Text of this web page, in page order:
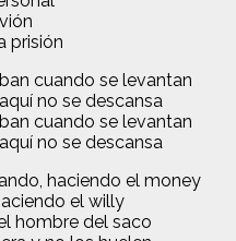
prisión
cuando se levantan
no se descansa
cuando se levantan
no se descansa
haciendo el money
el willy
hombre del saco